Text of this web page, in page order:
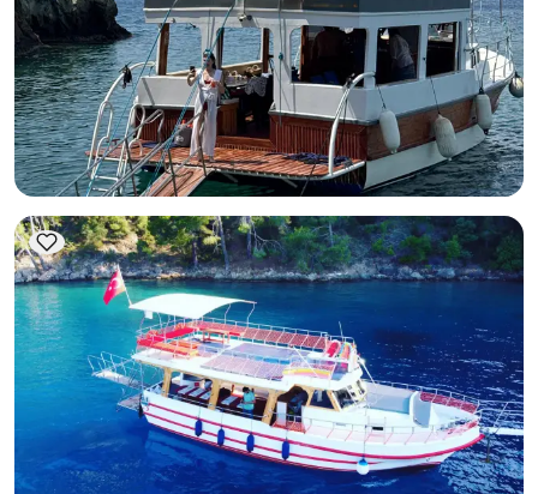
قارب بطول 12 متر - في فتحية
مع قبطان
قارب
إبحار 12 شخص · 12.00m
الأقل
11.200 TL
عرض التوفر والسعر